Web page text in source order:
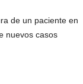
de un paciente en
nuevos casos